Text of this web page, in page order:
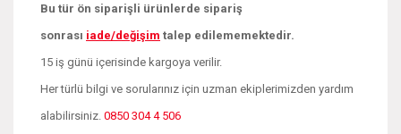
Bu tür ön siparişli ürünlerde sipariş
sonrası iade/değişim talep edilememektedir.
15 iş günü içerisinde kargoya verilir.
Her türlü bilgi ve sorularınız için uzman ekiplerimizden yardım
alabilirsiniz. 0850 304 4 506